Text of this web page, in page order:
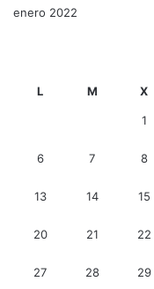
enero 2022
L M X
1
6 7 8
13 14 15
20 21 22
27 28 29